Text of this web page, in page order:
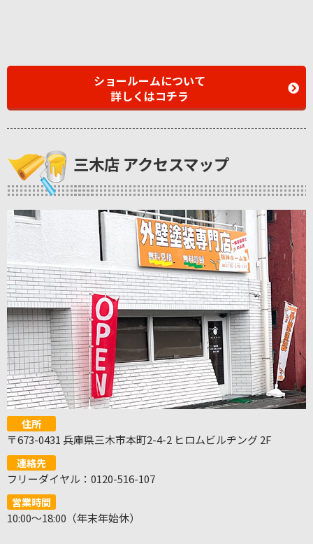
ショールームについて
詳しくはコチラ
三木店 アクセスマップ
住所
〒673-0431 兵庫県三木市本町2-4-2 ヒロムビルヂング 2F
連絡先
フリーダイヤル：0120-516-107
営業時間
10:00～18:00（年末年始休）